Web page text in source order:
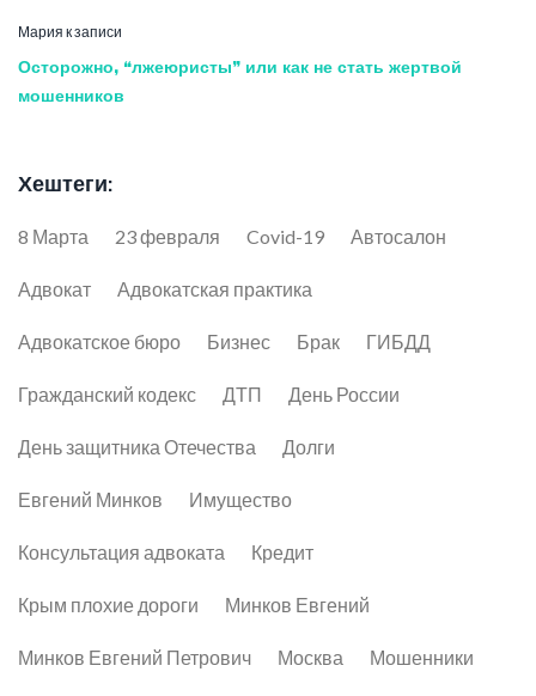
Мария к записи
Осторожно, “лжеюристы” или как не стать жертвой
мошенников
Хештеги:
8 Марта 23 февраля Covid-19 Автосалон
Адвокат Адвокатская практика
Адвокатское бюро Бизнес Брак ГИБДД
Гражданский кодекс ДТП День России
День защитника Отечества Долги
Евгений Минков Имущество
Консультация адвоката Кредит
Крым плохие дороги Минков Евгений
Минков Евгений Петрович Москва Мошенники